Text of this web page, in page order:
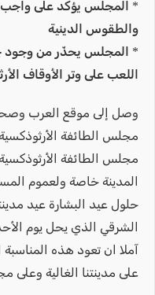
* المجلس يؤكد على واجب
والطقوس الدينية
* المجلس يحذّر من
اللعب على وتر الأوقاف
وصل إلى موقع العرب
مجلس الطائفة
مجلس الطائفة الأرثوذكسية
المدينة خاصة ولعموم
حلول عيد البشارة عيد
الشرقي الذي يحل يوم
آملا ان تعود هذه
على مدينتنا الغالية وعلى